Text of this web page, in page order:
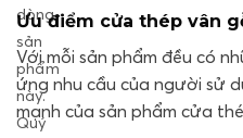
dòng
sản
phẩm
này.
Quý
Ưu điểm cửa thép vân
Với mỗi sản phẩm đều có
ứng nhu cầu của người sử
mạnh của sản phẩm cửa